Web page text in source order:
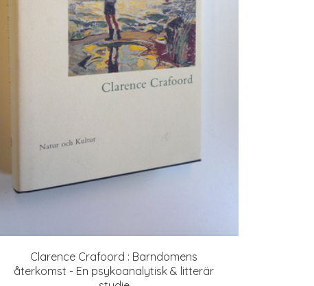
Clarence Crafoord : Barndomens
återkomst - En psykoanalytisk & litterär